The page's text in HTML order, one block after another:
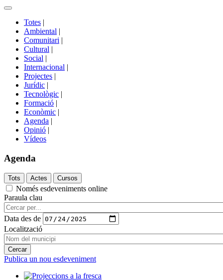
Commutador
portals
Totes |
Ambiental |
Comunitari |
Cultural |
Social |
Internacional |
Projectes |
Jurídic |
Tecnològic |
Formació |
Econòmic |
Agenda |
Opinió |
Vídeos
Agenda
Només esdeveniments online
Paraula clau
Data des de
Localització
Publica un nou esdeveniment